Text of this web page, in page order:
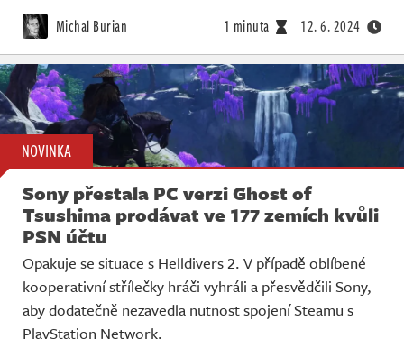
Michal Burian 1 minuta 12. 6. 2024
NOVINKA
Sony přestala PC verzi Ghost of
Tsushima prodávat ve 177 zemích kvůli
PSN účtu
Opakuje se situace s Helldivers 2. V případě oblíbené
kooperativní střílečky hráči vyhráli a přesvědčili Sony,
aby dodatečně nezavedla nutnost spojení Steamu s
PlayStation Network.